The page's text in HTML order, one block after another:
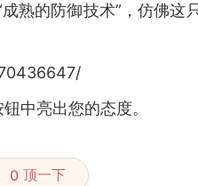
熟的防御技术”，仿佛这
中亮出您的态度。
0 顶一下